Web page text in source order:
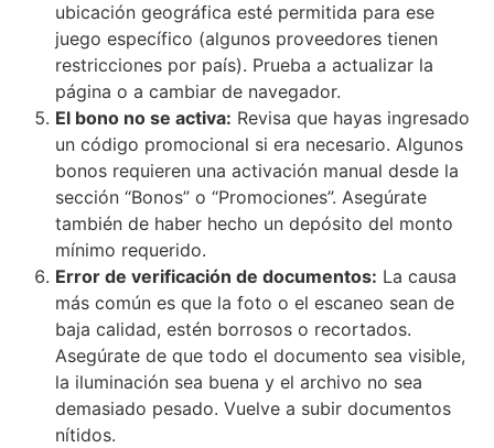
ubicación geográfica esté permitida para ese
juego específico (algunos proveedores tienen
restricciones por país). Prueba a actualizar la
página o a cambiar de navegador.
El bono no se activa: Revisa que hayas ingresado
un código promocional si era necesario. Algunos
bonos requieren una activación manual desde la
sección “Bonos” o “Promociones”. Asegúrate
también de haber hecho un depósito del monto
mínimo requerido.
Error de verificación de documentos: La causa
más común es que la foto o el escaneo sean de
baja calidad, estén borrosos o recortados.
Asegúrate de que todo el documento sea visible,
la iluminación sea buena y el archivo no sea
demasiado pesado. Vuelve a subir documentos
nítidos.